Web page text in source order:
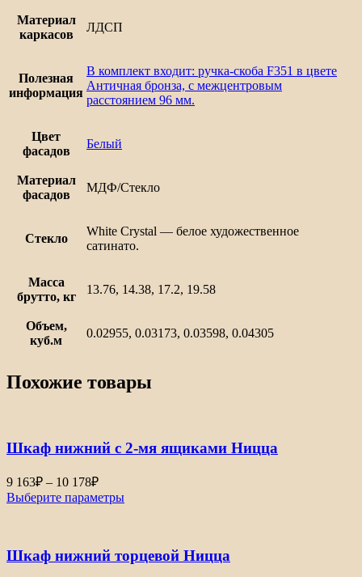
Материал
каркасов
ЛДСП
Полезная
информация
В комплект входит: ручка-скоба F351 в цвете
Античная бронза, с межцентровым
расстоянием 96 мм.
Цвет
фасадов
Белый
Материал
фасадов
МДФ/Стекло
Стекло
White Сrystal — белое художественное
сатинато.
Масса
брутто, кг
13.76, 14.38, 17.2, 19.58
Объем,
куб.м
0.02955, 0.03173, 0.03598, 0.04305
Похожие товары
Шкаф нижний с 2-мя ящиками Ницца
9 163₽ – 10 178₽Диапазон
цен:
9
10
Выберите параметры
Шкаф нижний торцевой Ницца